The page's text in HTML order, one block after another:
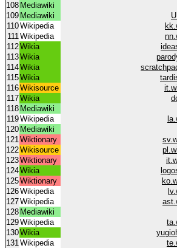
108 Mediawiki
109 Mediawiki
110Wikipedia
111Wikipedia
112Wikia
113Wikia
114Wikia
115Wikia
116Wikisource
117Wikia
118 Mediawiki
119Wikipedia
120 Mediawiki
121Wiktionary
122Wikisource
123Wiktionary
124Wikia
125Wiktionary
126Wikipedia
127Wikipedia
128 Mediawiki
129Wikipedia
130Wikia
131Wikipedia